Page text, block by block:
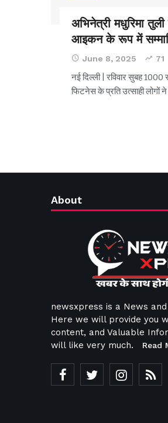
अभिनेत्री मधुरिमा
आइकन के रूप में
June 8, 2025 71
नई दिल्ली | रविवार सुबह
फिटनेस के प्रति उत्साही लोगों
About
newsxpress is a News
Here we will provide you
content, and Valuable
will like very much.
Read